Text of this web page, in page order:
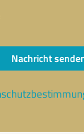
Nachricht